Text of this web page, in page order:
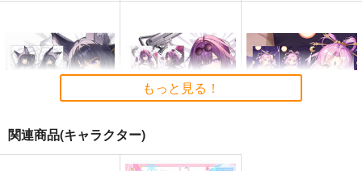
ブルーアーカイブ-狐
坂ワカ
モ-160CMX50CM抱き
（税込）
狐坂ワカモ
ブルーアーカイブ-十
六夜ノノ
ミ-160CMX50CM抱き
枕カバー【YC1119】
eb
13,200円（税込）
十六夜ノノミ
サンプル
ブルーアーカイブ-小
鳥遊ホシ
ノ-160CMX50CM抱き
eb
13,200円（税込）
もっと見る！
関連商品(キャラクター)